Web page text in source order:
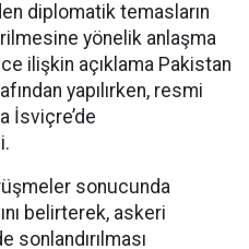
diplomatik temasların
yönelik anlaşma
ilişkin açıklama Pakistan
yapılırken, resmi
İsviçre’de
sonucunda
belirterek, askeri
sonlandırılması